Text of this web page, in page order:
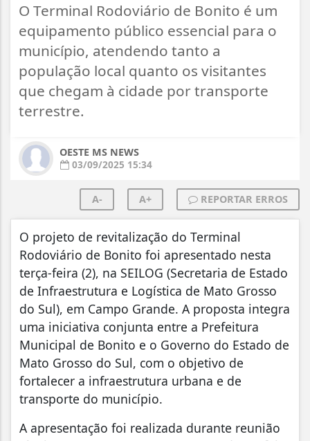
O Terminal Rodoviário de Bonito é um
equipamento público essencial para o
município, atendendo tanto a
população local quanto os visitantes
que chegam à cidade por transporte
terrestre.
OESTE MS NEWS
03/09/2025 15:34
A- A+ REPORTAR ERROS
O projeto de revitalização do Terminal
Rodoviário de Bonito foi apresentado nesta
terça-feira (2), na SEILOG (Secretaria de Estado
de Infraestrutura e Logística de Mato Grosso
do Sul), em Campo Grande. A proposta integra
uma iniciativa conjunta entre a Prefeitura
Municipal de Bonito e o Governo do Estado de
Mato Grosso do Sul, com o objetivo de
fortalecer a infraestrutura urbana e de
transporte do município.
A apresentação foi realizada durante reunião